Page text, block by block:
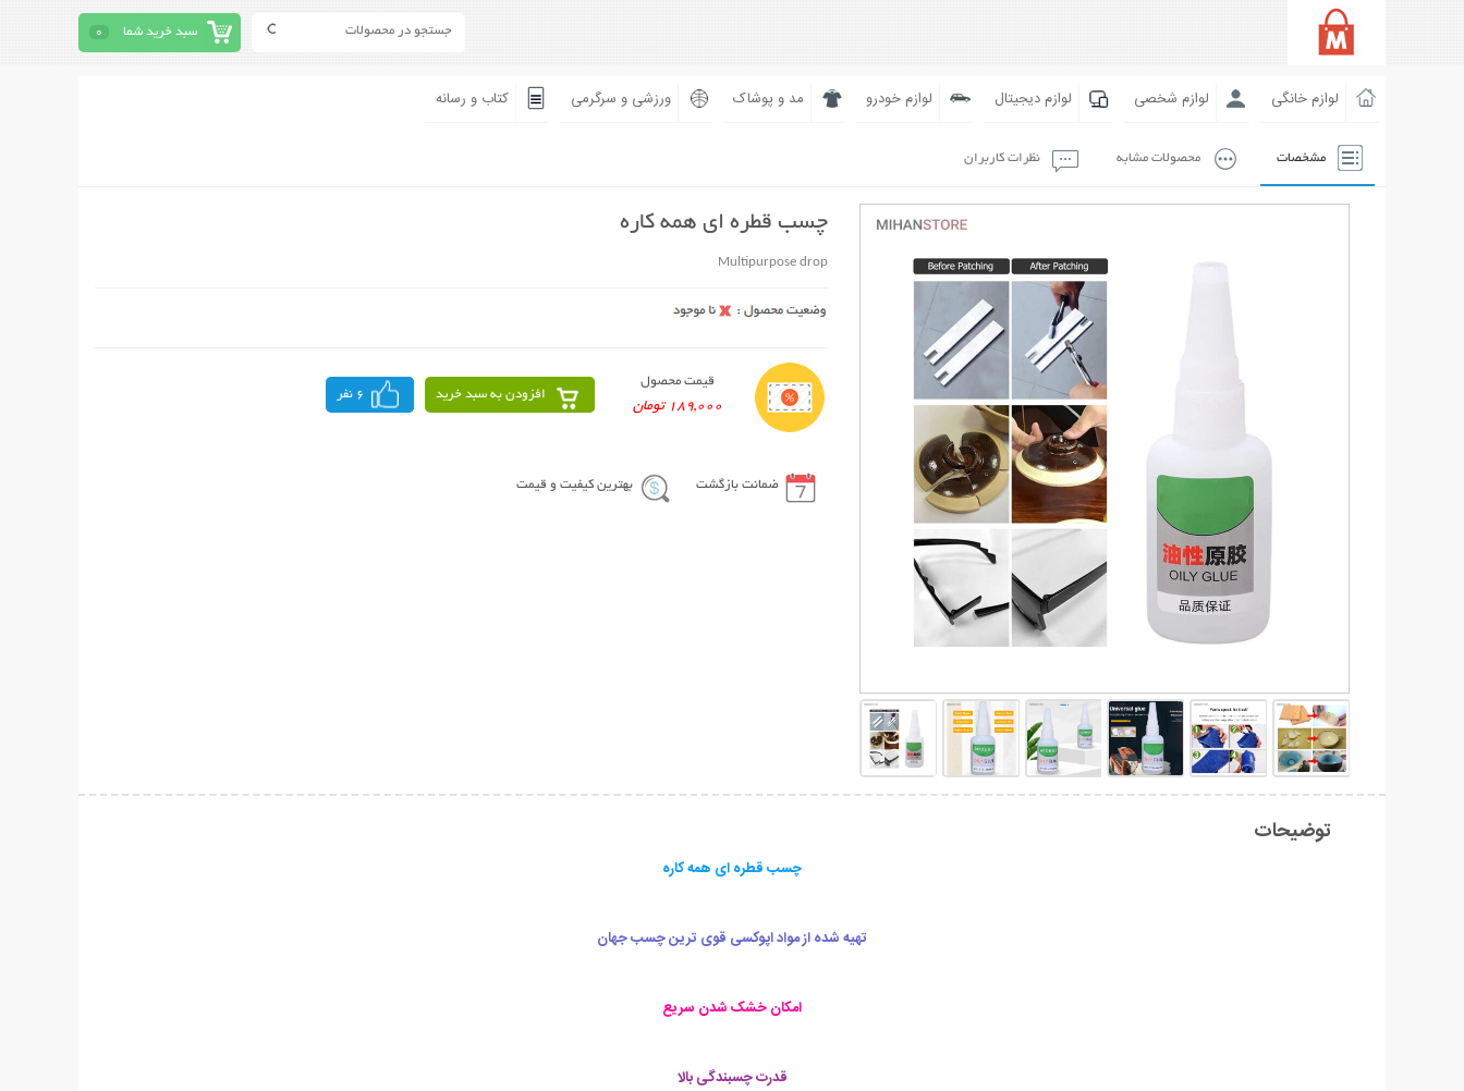
سبد خرید شما 0
لوازم خانگی لوازم شخصی لوازم دیجیتال لوازم خودرو مد و پوشاک ورزشی و سرگرمی کتاب و رسانه
مشخصات محصولات مشابه نظرات کاربران
چسب قطره ای همه کاره
Multipurpose drop
قیمت محصول
189,000 تومان
افزودن به سبد خرید 6 نفر
ضمانت بازگشت بهترین کیفیت و قیمت
توضیحات
چسب قطره ای همه کاره
تهیه شده از مواد اپوکسی قوی ترین چسب جهان
امکان خشک شدن سریع
قدرت چسبندگی بالا